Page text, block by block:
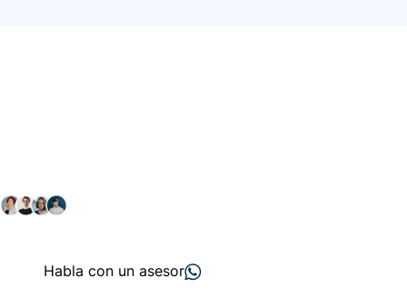
Habla con un asesor